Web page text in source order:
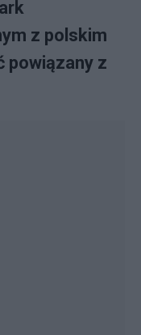
z polskim
powiązany z